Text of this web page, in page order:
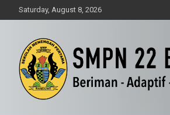
to
Saturday, August 8, 2026